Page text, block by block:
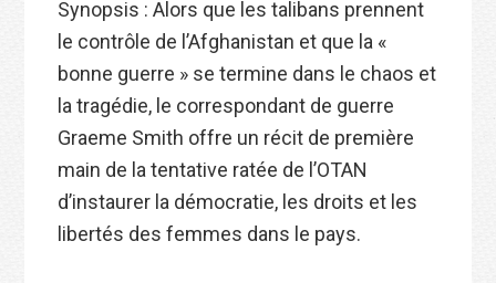
Synopsis : Alors que les talibans prennent
le contrôle de l’Afghanistan et que la «
bonne guerre » se termine dans le chaos et
la tragédie, le correspondant de guerre
Graeme Smith offre un récit de première
main de la tentative ratée de l’OTAN
d’instaurer la démocratie, les droits et les
libertés des femmes dans le pays.